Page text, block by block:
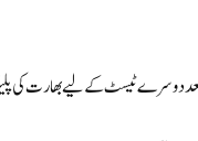
دوسرے ٹیسٹ کے لیے بھارت کی